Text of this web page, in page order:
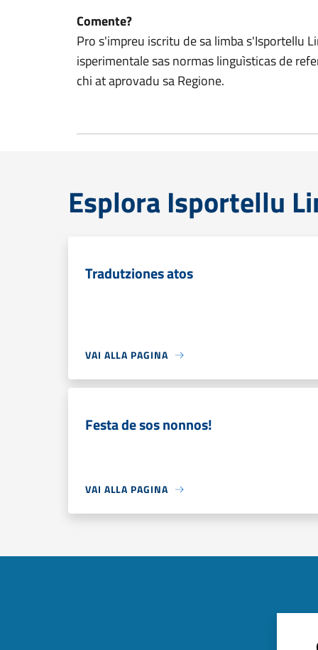
Comente?
Pro s'impreu iscritu de sa limba s'Isportellu
isperimentale sas normas linguìsticas de
chi at aprovadu sa Regione.
Esplora Isportellu
Tradutziones atos
VAI ALLA PAGINA
Festa de sos nonnos!
VAI ALLA PAGINA